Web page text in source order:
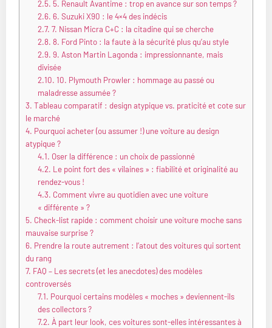
2.5. 5. Renault Avantime : trop en avance sur son temps ?
2.6. 6. Suzuki X90 : le 4×4 des indécis
2.7. 7. Nissan Micra C+C : la citadine qui se cherche
2.8. 8. Ford Pinto : la faute à la sécurité plus qu’au style
2.9. 9. Aston Martin Lagonda : impressionnante, mais
divisée
2.10. 10. Plymouth Prowler : hommage au passé ou
maladresse assumée ?
3. Tableau comparatif : design atypique vs. praticité et cote sur
le marché
4. Pourquoi acheter (ou assumer !) une voiture au design
atypique ?
4.1. Oser la différence : un choix de passionné
4.2. Le point fort des « vilaines » : fiabilité et originalité au
rendez-vous !
4.3. Comment vivre au quotidien avec une voiture
« différente » ?
5. Check-list rapide : comment choisir une voiture moche sans
mauvaise surprise ?
6. Prendre la route autrement : l’atout des voitures qui sortent
du rang
7. FAQ – Les secrets (et les anecdotes) des modèles
controversés
7.1. Pourquoi certains modèles « moches » deviennent-ils
des collectors ?
7.2. À part leur look, ces voitures sont-elles intéressantes à